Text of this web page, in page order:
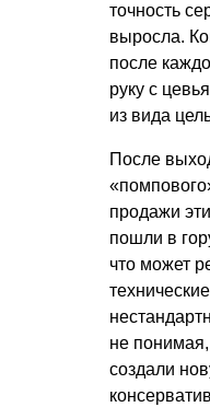
точность
выросла.
после
руку с
из вида
После
продажи
пошли в
что может
не
создали